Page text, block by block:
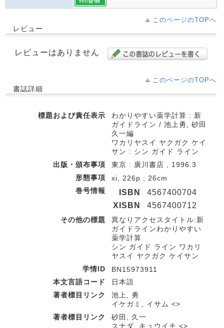
このページのTOPへ
レビュー
レビューはありません
このページのTOPへ
書誌詳細
標題および責任表示
わかりやすい薬学計算 : 新
ガイドライン / 池上勇, 砂田
久一編
ワカリヤスイ ヤクガク ケイ
サン : シン ガイド ライン
出版・頒布事項
東京 : 廣川書店 , 1996.3
形態事項
xi, 226p ; 26cm
巻号情報
ISBN
4567400704
XISBN
4567400712
その他の標題
異なりアクセスタイトル:新
ガイドラインわかりやすい
薬学計算
シン ガイド ライン ワカリ
ヤスイ ヤクガク ケイサン
学情ID
BN15973911
本文言語コード
日本語
著者標目リンク
池上, 勇
イケガミ, イサム <>
著者標目リンク
砂田, 久一
スナダ, キュウイチ <>